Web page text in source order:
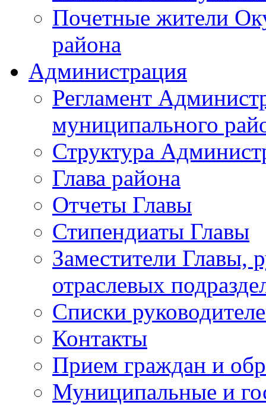
Почетные жители
района
Администрация
Регламент
муниципального
Структура
Глава района
Отчеты Главы
Стипендиаты Главы
Заместители Главы,
отраслевых
Списки
Контакты
Прием граждан и
Муниципальные и